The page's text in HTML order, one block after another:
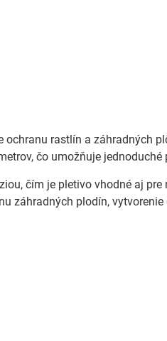
rastlín a záhradných
čo umožňuje
čím je pletivo vhodné aj
záhradných plodín,